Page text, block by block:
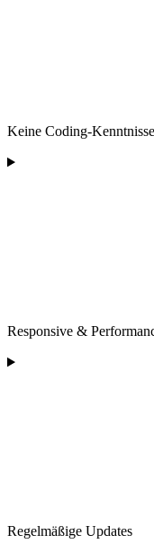
Keine Coding-
Responsive &
Regelmäßige Updates